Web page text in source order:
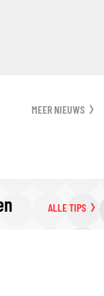
MEER NIEUWS
ALLE TIPS